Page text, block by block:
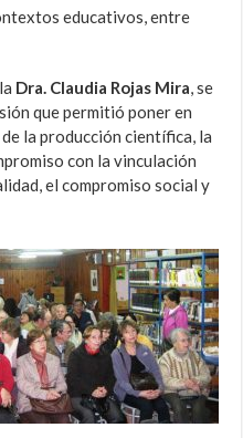
educativos, entre
Dra. Claudia Rojas Mira, se
que permitió poner en
la producción científica, la
con la vinculación
el compromiso social y